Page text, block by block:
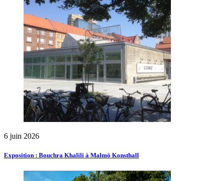
6 juin 2026
Exposition : Bouchra Khalili à Malmö Konsthall